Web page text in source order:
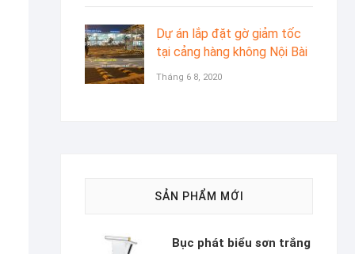
Dự án lắp đặt gờ giảm tốc
tại cảng hàng không Nội Bài
Tháng 6 8, 2020
SẢN PHẨM MỚI
Bục phát biểu sơn trắng